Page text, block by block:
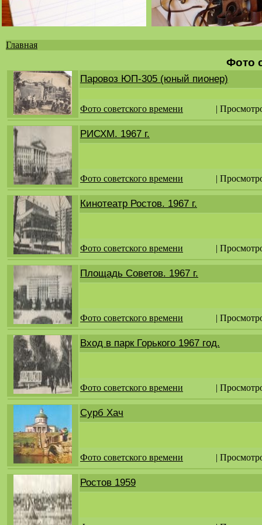
здесь
Главная
Фото
Паровоз ЮП-305 (юный пионер)
Фото советского времени |
РИСХМ. 1967 г.
Фото советского времени |
Кинотеатр Ростов. 1967 г.
Фото советского времени |
Площадь Советов. 1967 г.
Фото советского времени |
Вход в парк Горького 1967 год.
Фото советского времени |
Сурб Хач
Фото советского времени |
Ростов 1959